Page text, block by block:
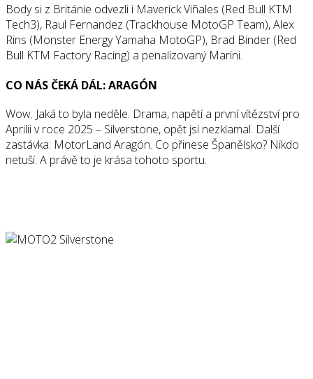
Body si z Británie odvezli i Maverick Viñales (Red Bull KTM
Tech3), Raul Fernandez (Trackhouse MotoGP Team), Alex
Rins (Monster Energy Yamaha MotoGP), Brad Binder (Red
Bull KTM Factory Racing) a penalizovaný Marini.
CO NÁS ČEKÁ DÁL: ARAGÓN
Wow. Jaká to byla neděle. Drama, napětí a první vítězství pro
Aprilii v roce 2025 – Silverstone, opět jsi nezklamal. Další
zastávka: MotorLand Aragón. Co přinese Španělsko? Nikdo
netuší. A právě to je krása tohoto sportu.